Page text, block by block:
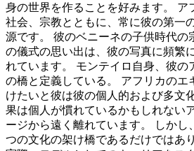
身の世界を作ることを好みます。 ア
社会、宗教とともに、常に彼の第一
源です。 彼のベニーネの子供時代の
の儀式の思い出は、彼の写真に頻繁
れています。 モンテイロ自身、彼の
の橋と定義している。 アフリカのエ
けたいと彼は彼の個人的および多文
果は個人が慣れているかもしれない
ージから遠く離れています。 しかし
つの文化の架け橋であるだけではあ